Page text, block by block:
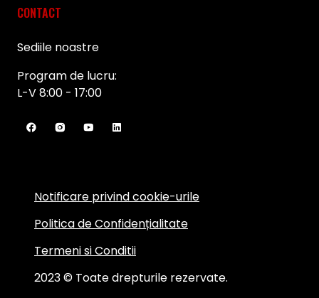
CONTACT
Sediile noastre
Program de lucru:
L-V 8:00 - 17:00
2023 © Toate drepturile rezervate.
Notificare privind cookie-urile
Politica de Confidențialitate
Termeni si Conditii